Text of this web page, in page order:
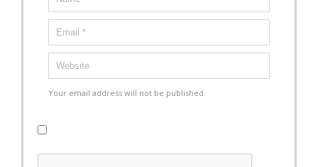
Your email address will not be published.